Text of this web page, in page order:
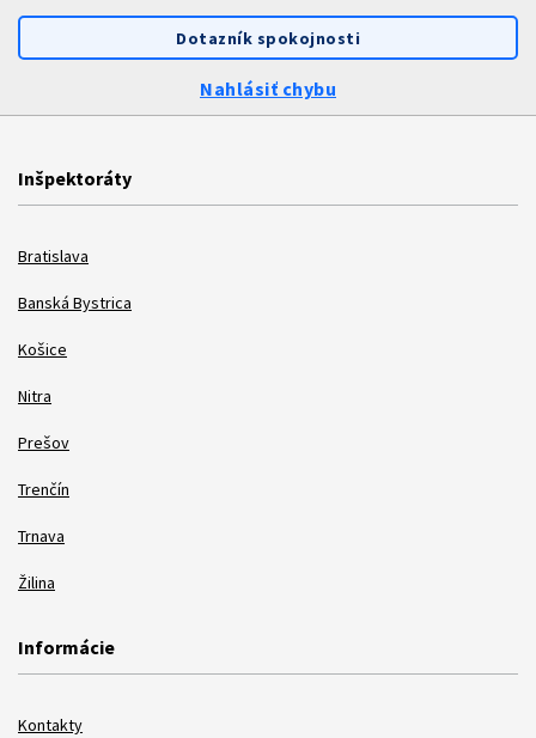
Dotazník spokojnosti
Nahlásiť chybu
Inšpektoráty
Bratislava
Banská Bystrica
Košice
Nitra
Prešov
Trenčín
Trnava
Žilina
Informácie
Kontakty